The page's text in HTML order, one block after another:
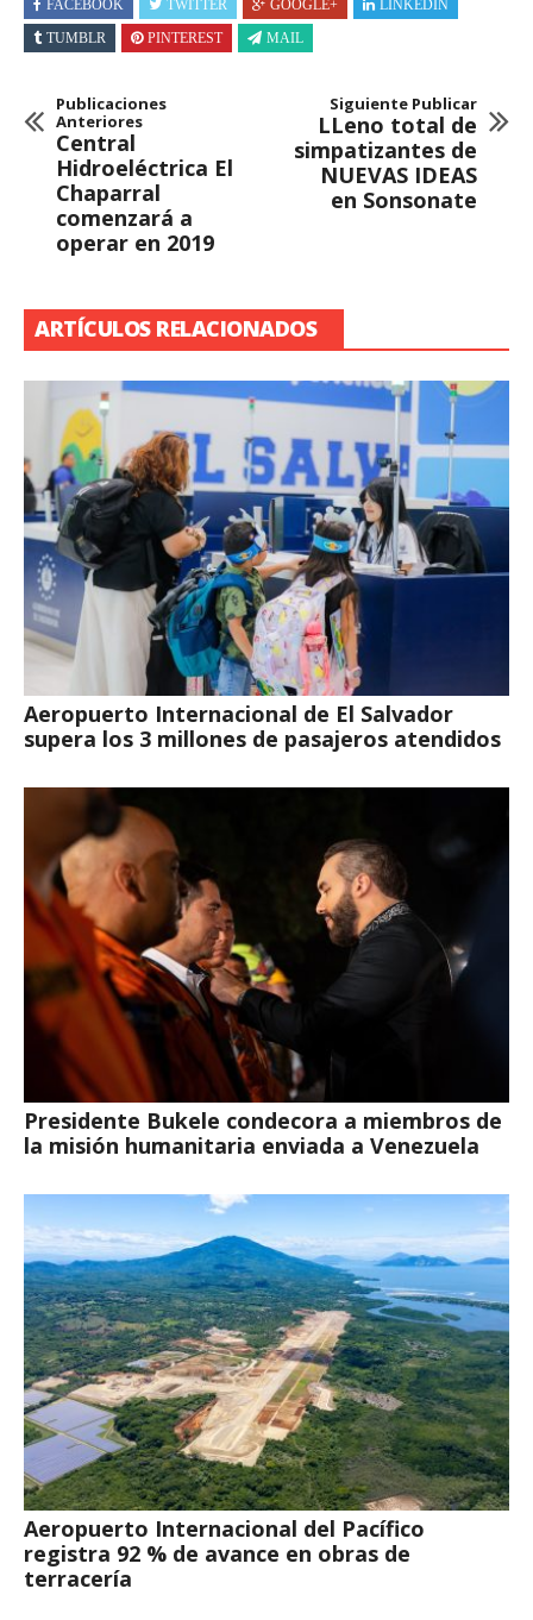
FACEBOOK TWITTER GOOGLE+
LINKEDIN
TUMBLR
PINTEREST MAIL
Publicaciones
Anteriores
Central
Hidroeléctrica El
Chaparral
comenzará a
operar en 2019
Siguiente Publicar
LLeno total de
simpatizantes de
NUEVAS IDEAS
en Sonsonate
ARTÍCULOS RELACIONADOS
Aeropuerto Internacional de El Salvador
supera los 3 millones de pasajeros atendidos
Presidente Bukele condecora a miembros de
la misión humanitaria enviada a Venezuela
Aeropuerto Internacional del Pacífico
registra 92 % de avance en obras de
terracería